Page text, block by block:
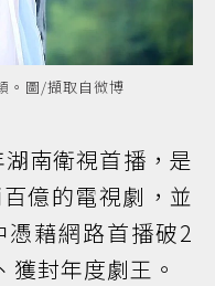
。圖/擷取自微博
南衛視首播，是
億的電視劇，並
藉網路首播破2
封年度劇王。